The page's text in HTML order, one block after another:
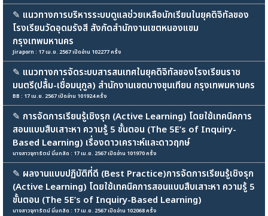
✎ แนวทางการบริหารระบบดูแลช่วยเหลือนักเรียนในยุคดิจิทัลของ
โรงเรียนวัดอุดมรังสี สังกัดสำนักงานเขตหนองแขม
กรุงเทพมหานคร
Jiraporn : 17 เม.ย. 2567 เปิดอ่าน 102277 ครั้ง
✎ แนวทางการจัดระบบสารสนเทศในยุคดิจิทัลของโรงเรียนราช
มนตรี(ปลื้ม-เชื่อมนุกูล) สำนักงานเขตบางขุนเทียน กรุงเทพมหานคร
BB : 17 เม.ย. 2567 เปิดอ่าน 101924 ครั้ง
✎ การจัดการเรียนรู้เชิงรุก (Active Learning) โดยใช้เทคนิคการ
สอนแบบสืบเสาะหา ความรู้ 5 ขั้นตอน (The 5E’s of Inquiry-
Based Learning) เรื่องดาวเคราะห์และดาวฤกษ์
นางสาวจุฑารัตน์ นิ่มกลัด : 17 เม.ย. 2567 เปิดอ่าน 101970 ครั้ง
✎ ผลงานแบบปฏิบัติที่ดี (Best Practice)การจัดการเรียนรู้เชิงรุก
(Active Learning) โดยใช้เทคนิคการสอนแบบสืบเสาะหา ความรู้ 5
ขั้นตอน (The 5E’s of Inquiry-Based Learning)
นางสาวจุฑารัตน์ นิ่มกลัด : 17 เม.ย. 2567 เปิดอ่าน 102068 ครั้ง